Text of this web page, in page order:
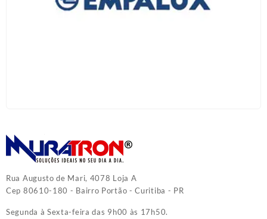
Rua Augusto de Mari, 4078 Loja A
Cep 80610-180 - Bairro Portão - Curitiba - PR
Segunda à Sexta-feira das 9h00 às 17h50.